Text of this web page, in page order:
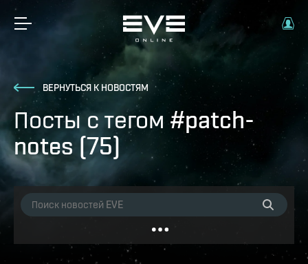
ВЕРНУТЬСЯ К НОВОСТЯМ
Посты с тегом #patch-
notes (75)